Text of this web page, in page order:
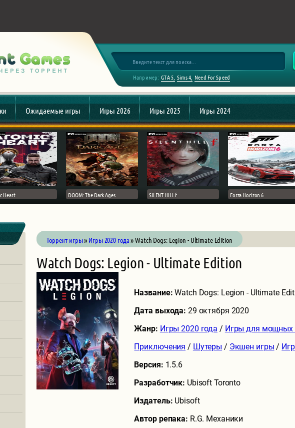
Например: GTA 5 Sims 4 Need For Speed
Ожидаемые игры Игры 2026 Игры 2025 Игры 2024
Heart DOOM: The Dark Ages SILENT HILL f Forza Horizon 6
Торрент игры» Игры 2020 года» Watch Dogs: Legion - Ultimate Edition
Watch Dogs: Legion - Ultimate Edition
Название:Watch Dogs: Legion - Ultimate
Дата выхода: 29 октября 2020
Жанр: Игры 2020 года / Игры для мощных
Приключения / Шутеры / Экшен игры /
Версия: 1.5.6
Разработчик: Ubisoft Toronto
Издатель: Ubisoft
Автор репака: R.G. Механики